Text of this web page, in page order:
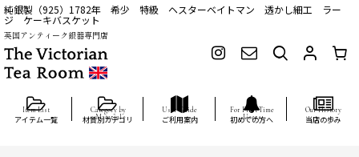
純銀製（925）1782年 希少 特級 ヘスターベイトマン 透かし細工 ラー
ジ ケーキバスケット
英国アンティーク銀器専門店
アイテム一覧 材質別カテゴリ ご利用案内 初めての方へ 当店の歩み